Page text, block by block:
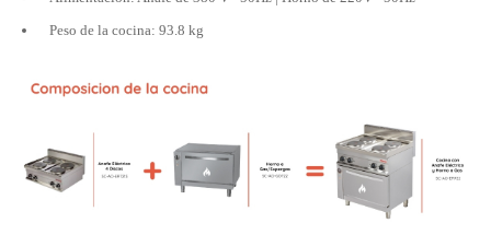
Peso de la cocina: 93.8 kg